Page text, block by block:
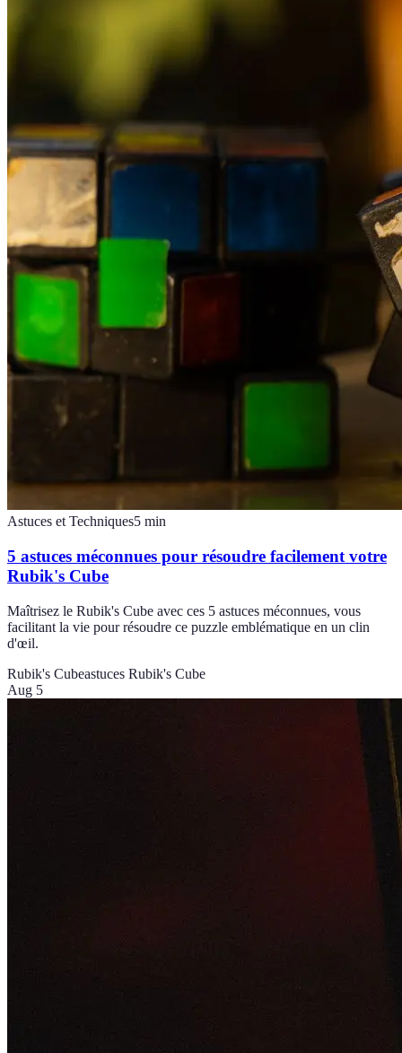
Astuces et Techniques5 min
5 astuces méconnues pour résoudre facilement votre
Rubik's Cube
Maîtrisez le Rubik's Cube avec ces 5 astuces méconnues, vous
facilitant la vie pour résoudre ce puzzle emblématique en un clin
d'œil.
Rubik's Cubeastuces Rubik's Cube
Aug 5